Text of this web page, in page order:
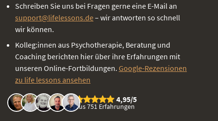
Schreiben Sie uns bei Fragen gerne eine E-Mail an
support@lifelessons.de– wir antworten so schnell
wir können.
Kolleg:innen aus Psychotherapie, Beratung und
Coaching berichten hier über ihre Erfahrungen mit
unseren Online-Fortbildungen. Google-Rezensionen
zu life lessons ansehen
4,95/5
aus 751 Erfahrungen